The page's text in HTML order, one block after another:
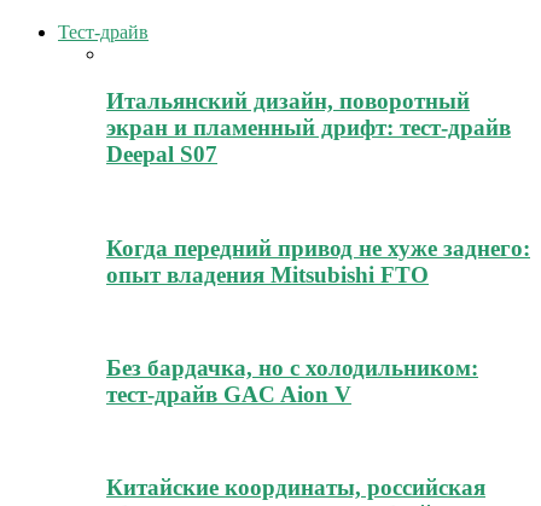
Тест-драйв
Итальянский дизайн, поворотный
экран и пламенный дрифт: тест-драйв
Deepal S07
Когда передний привод не хуже заднего:
опыт владения Mitsubishi FTO
Без бардачка, но с холодильником:
тест-драйв GAC Aion V
Китайские координаты, российская